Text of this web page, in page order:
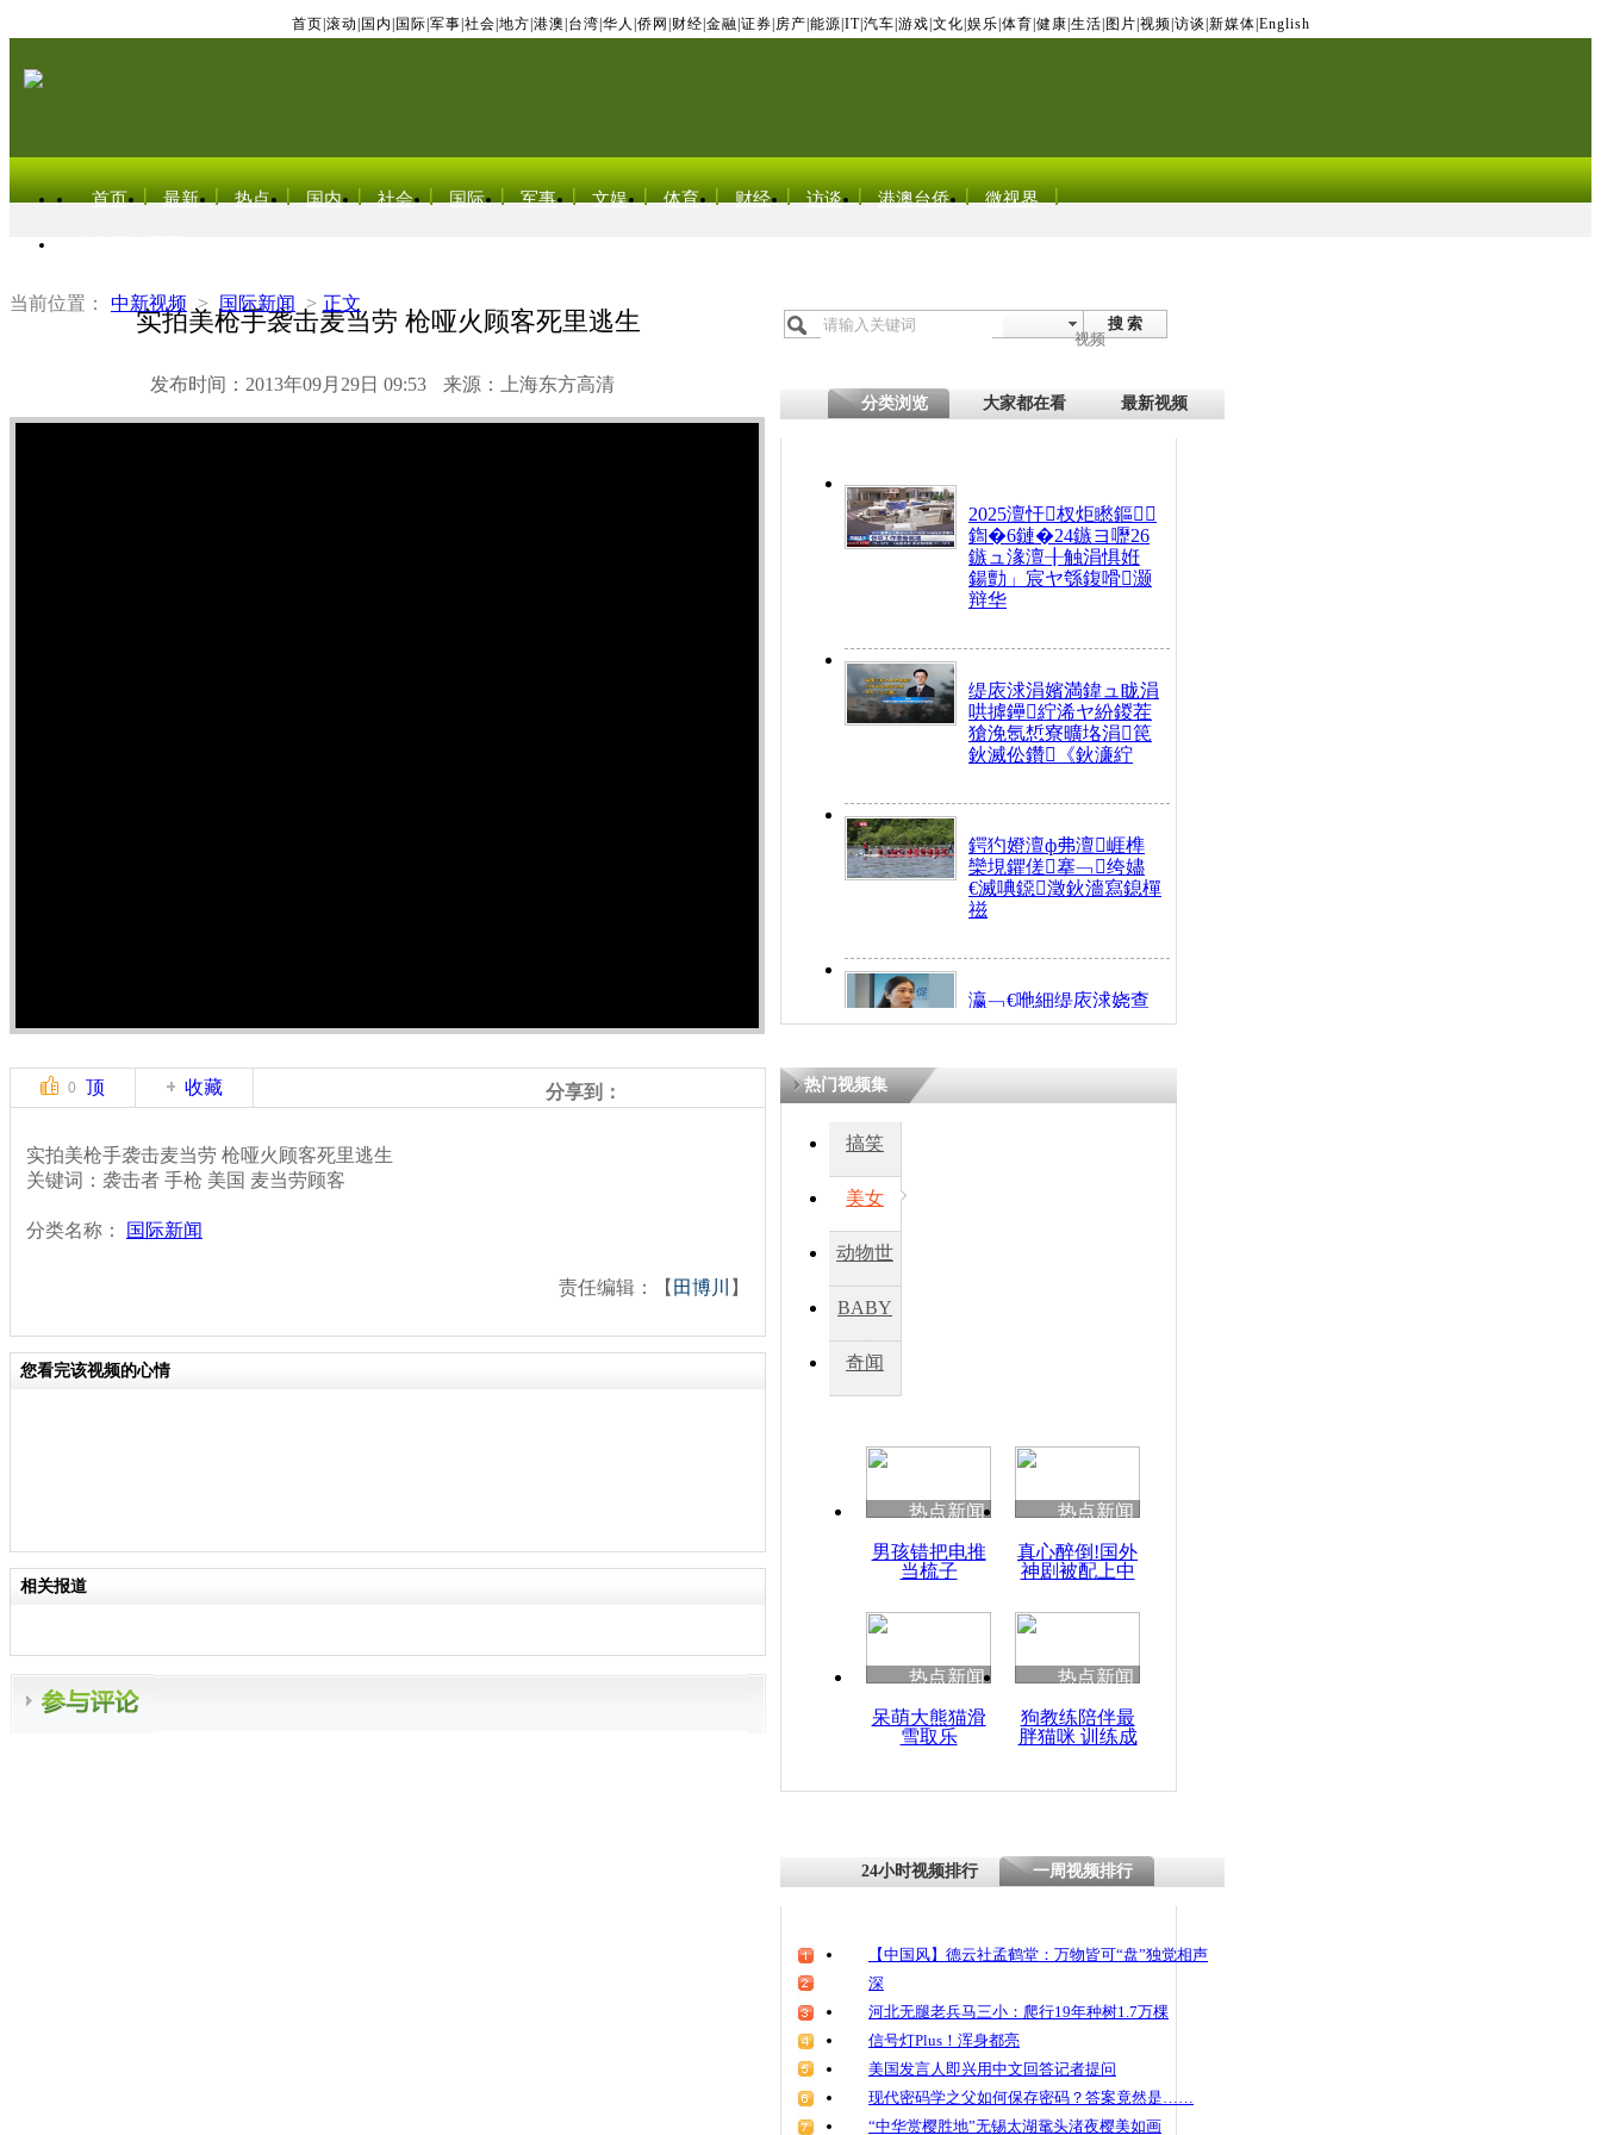
首页 滚动 国内 国际 军事 社会 地方 港澳 台湾 华人 侨网 财经 金融 证券 房产 能源 IT| 汽车 游戏 文化 娱乐 体育 健康 生活 图片 视频 访谈 新媒体 English
首页 最新 热点 国内 社会 国际 军事 文娱 体育 财经 访谈 港澳台侨 微视界
当前位置： 中新视频 > 国际新闻 > 正文
实拍美枪手袭击麦当劳 枪哑火顾客死里逃生
发布时间：2013年09月29日 09:53 来源：上海东方高清
搜 索
视频
分类浏览 大家都在看 最新视频
2025澶忓杈炬矁鏂
鍧�6鏈�24鏃ヨ嚦26
鏃ュ湪澶╂触涓惧姙
鍚勯」宸ヤ綔鍑嗗灏
辩华
缇庡浗涓嬪満鍏ュ眬涓
哄摢鑸紵浠ヤ紛鍐茬
獊浼氬惁寮曠垎涓笢
鈥滅伀鑽《鈥濓紵
鍔犳嬁澶ф弗澶崕榫
欒垷鑺傞搴﹁绔嬧
€滅唺鐚澂鈥濇寫鎴樿
禌
瀛﹁€咃細缇庡浗娆查
€间笢鍗椾簹涓庝腑鍥
瘑灞€
0 顶 收藏 分享到：
实拍美枪手袭击麦当劳 枪哑火顾客死里逃生
关键词：袭击者 手枪 美国 麦当劳顾客
分类名称： 国际新闻
责任编辑：【 田博川 】
您看完该视频的心情
相关报道
热门视频集
搞笑
美女
动物世
BABY
秀
奇闻
热点新闻
男孩错把电推
当梳子
热点新闻
真心醉倒!国外
神剧被配上中
热点新闻
呆萌大熊猫滑
雪取乐
热点新闻
狗教练陪伴最
胖猫咪 训练成
24小时视频排行 一周视频排行
【中国风】德云社孟鹤堂：万物皆可“盘”独觉相声
深
河北无腿老兵马三小：爬行19年种树1.7万棵
信号灯Plus！浑身都亮
美国发言人即兴用中文回答记者提问
现代密码学之父如何保存密码？答案竟然是……
“中华赏樱胜地”无锡太湖鼋头渚夜樱美如画